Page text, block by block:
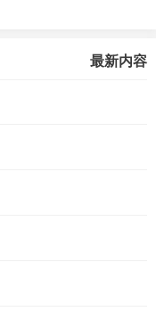
最新内容